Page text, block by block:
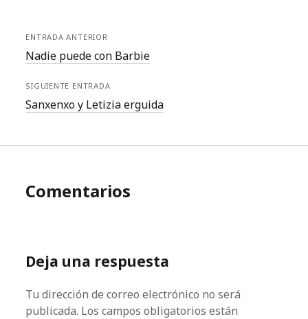
ENTRADA ANTERIOR
Nadie puede con Barbie
SIGUIENTE ENTRADA
Sanxenxo y Letizia erguida
Comentarios
Deja una respuesta
Tu dirección de correo electrónico no será
publicada. Los campos obligatorios están